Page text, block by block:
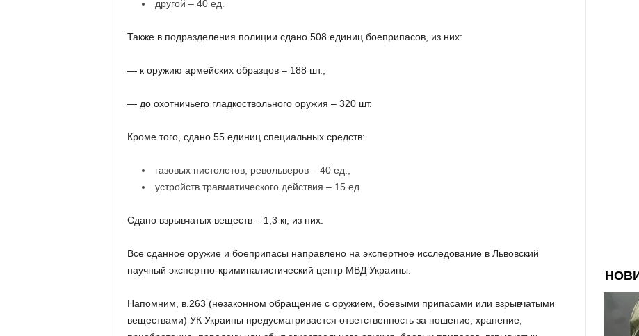
другой – 40 ед.
Также в подразделения полиции сдано 508 единиц боеприпасов, из них:
— к оружию армейских образцов – 188 шт.;
— до охотничьего гладкоствольного оружия – 320 шт.
Кроме того, сдано 55 единиц специальных средств:
газовых пистолетов, револьверов – 40 ед.;
устройств травматического действия – 15 ед.
Сдано взрывчатых веществ – 1,3 кг, из них:
Все сданное оружие и боеприпасы направлено на экспертное исследование в Львовский
научный экспертно-криминалистический центр МВД Украины.
Напомним, в.263 (незаконном обращение с оружием, боевыми припасами или взрывчатыми
веществами) УК Украины предусматривается ответственность за ношение, хранение,